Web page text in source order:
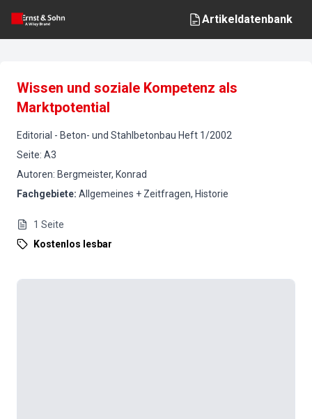
Artikeldatenbank
Wissen und soziale Kompetenz als
Marktpotential
Editorial - Beton- und Stahlbetonbau Heft 1/2002
Seite: A3
Autoren: Bergmeister, Konrad
Fachgebiete: Allgemeines + Zeitfragen, Historie
1 Seite
Kostenlos lesbar